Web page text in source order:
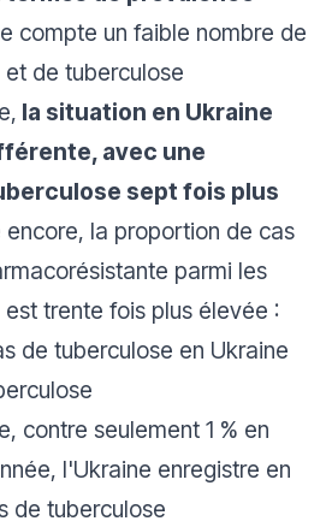
compte un faible nombre de
de tuberculose
la situation en Ukraine
avec une
sept fois plus
encore, la proportion de cas
parmi les
trente fois plus élevée :
de tuberculose en Ukraine
contre seulement 1 % en
l'Ukraine enregistre en
de tuberculose